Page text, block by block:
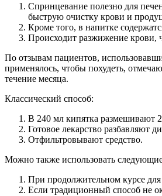
Спринцевание полезно для
быструю очистку крови и
Кроме того, в напитке
Происходит разжижение крови,
По отзывам пациентов,
применялось, чтобы похудеть,
течение месяца.
Классический способ:
В 240 мл кипятка размешивают
Готовое лекарство разбавляют
Отфильтровывают средство.
Можно также использовать
При продолжительном курсе для
Если традиционный способ не